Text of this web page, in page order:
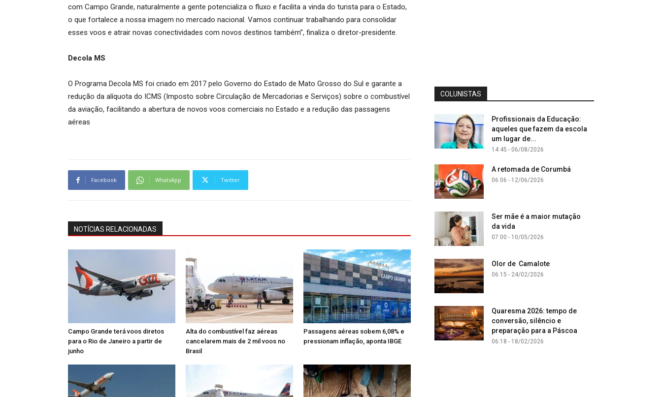
com Campo Grande, naturalmente a gente potencializa o fluxo e facilita a vinda do turista para o Estado,
o que fortalece a nossa imagem no mercado nacional. Vamos continuar trabalhando para consolidar
esses voos e atrair novas conectividades com novos destinos também”, finaliza o diretor-presidente.
Decola MS
O Programa Decola MS foi criado em 2017 pelo Governo do Estado de Mato Grosso do Sul e garante a
redução da alíquota do ICMS (Imposto sobre Circulação de Mercadorias e Serviços) sobre o combustível
da aviação, facilitando a abertura de novos voos comerciais no Estado e a redução das passagens
aéreas
Facebook WhatsApp Twitter
NOTÍCIAS RELACIONADAS
Campo Grande terá voos diretos
para o Rio de Janeiro a partir de
junho
Alta do combustível faz aéreas
cancelarem mais de 2 mil voos no
Brasil
Passagens aéreas sobem 6,08% e
pressionam inflação, aponta IBGE
COLUNISTAS
Profissionais da Educação:
aqueles que fazem da escola
um lugar de...
14:45 - 06/08/2026
A retomada de Corumbá
06:06 - 12/06/2026
Ser mãe é a maior mutação
da vida
07:00 - 10/05/2026
Olor de Camalote
06:15 - 24/02/2026
Quaresma 2026: tempo de
conversão, silêncio e
preparação para a Páscoa
06:18 - 18/02/2026